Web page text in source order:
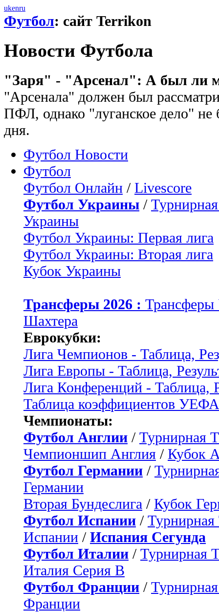
ukenru
Футбол: сайт Terrikon
Новости Футбола
"Заря" - "Арсенал": А был ли
"Арсенала" должен был
ПФЛ, однако "луганское дело" не
дня.
Футбол Новости
Футбол
Футбол Онлайн / Livescore
Футбол Украины /
Украины
Футбол Украины: Первая лига
Футбол Украины: Вторая лига
Кубок Украины
Трансферы 2026 :
Шахтера
Еврокубки:
Лига Чемпионов - Таблица,
Лига Европы - Таблица,
Лига Конференций - Таблица,
Таблица коэффициентов УЕФА
Чемпионаты:
Футбол Англии / Турнирная
Чемпионшип Англия / Кубок
Футбол Германии /
Германии
Вторая Бундеслига / Кубок
Футбол Испании / Турнирная
Испании / Испания Сегунда
Футбол Италии / Турнирная
Италия Серия B
Футбол Франции /
Франции